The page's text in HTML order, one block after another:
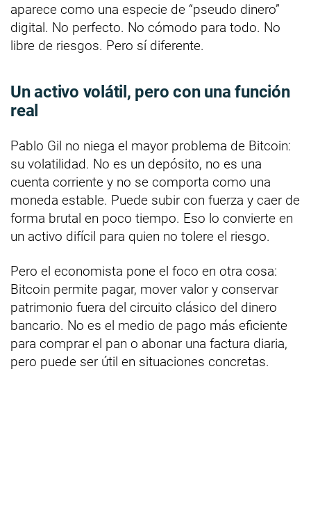
aparece como una especie de “pseudo dinero”
digital. No perfecto. No cómodo para todo. No
libre de riesgos. Pero sí diferente.
Un activo volátil, pero con una función
real
Pablo Gil no niega el mayor problema de Bitcoin:
su volatilidad. No es un depósito, no es una
cuenta corriente y no se comporta como una
moneda estable. Puede subir con fuerza y caer de
forma brutal en poco tiempo. Eso lo convierte en
un activo difícil para quien no tolere el riesgo.
Pero el economista pone el foco en otra cosa:
Bitcoin permite pagar, mover valor y conservar
patrimonio fuera del circuito clásico del dinero
bancario. No es el medio de pago más eficiente
para comprar el pan o abonar una factura diaria,
pero puede ser útil en situaciones concretas.